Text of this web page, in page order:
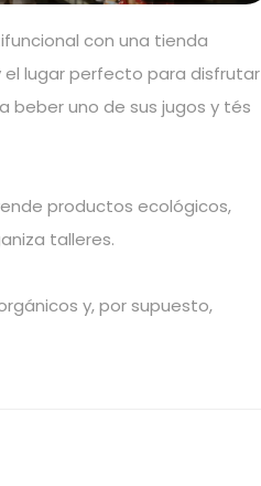
con una tienda
lugar perfecto para disfrutar
beber uno de sus jugos y tés
productos ecológicos,
talleres.
y, por supuesto,